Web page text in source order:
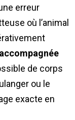
erreur
où l’animal
de corps
ou le
exacte en